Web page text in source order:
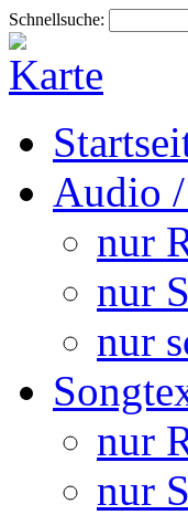
Schnellsuche:
Audio
nur
nur
nur
nur
nur